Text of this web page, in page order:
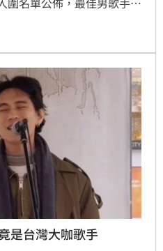
是台灣大咖歌手